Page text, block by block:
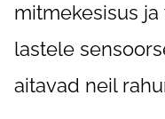
mitmekesisus
lastele
aitavad neil